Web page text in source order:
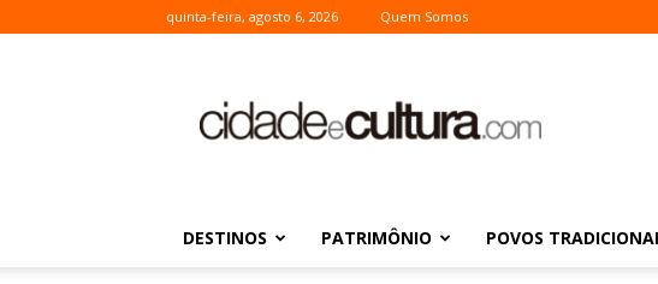
quinta-feira, agosto 6, 2026 Quem Somos
Cultura
DESTINOS PATRIMÔNIO POVOS